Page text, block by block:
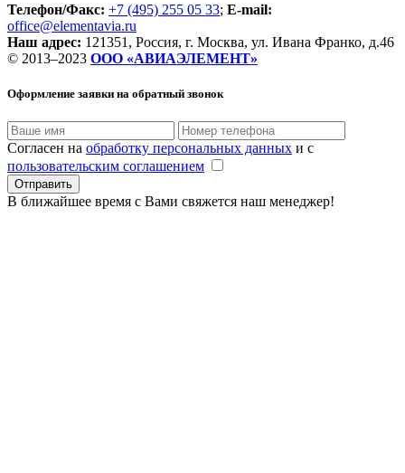
Телефон/Факс: +7 (495) 255 05 33; E-mail:
office@elementavia.ru
Наш адрес: 121351, Россия, г. Москва, ул. Ивана Франко, д.46
© 2013–2023 ООО «АВИАЭЛЕМЕНТ»
Оформление заявки на обратный звонок
Согласен на обработку персональных данных и с
пользовательским соглашением
В ближайшее время с Вами свяжется наш менеджер!